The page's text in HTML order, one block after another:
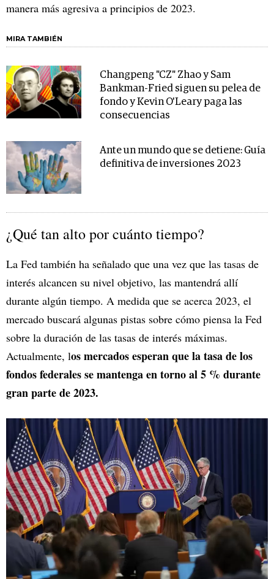
manera más agresiva a principios de 2023.
MIRA TAMBIÉN
Changpeng "CZ" Zhao y Sam
Bankman-Fried siguen su pelea de
fondo y Kevin O'Leary paga las
consecuencias
Ante un mundo que se detiene: Guía
definitiva de inversiones 2023
¿Qué tan alto por cuánto tiempo?
La Fed también ha señalado que una vez que las tasas de
interés alcancen su nivel objetivo, las mantendrá allí
durante algún tiempo. A medida que se acerca 2023, el
mercado buscará algunas pistas sobre cómo piensa la Fed
sobre la duración de las tasas de interés máximas.
Actualmente, los mercados esperan que la tasa de los
fondos federales se mantenga en torno al 5 % durante
gran parte de 2023.